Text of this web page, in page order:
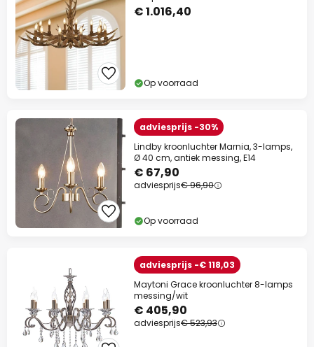
€ 1.016,40
Op voorraad
adviesprijs -30%
Lindby kroonluchter Marnia, 3-lamps,
Ø 40 cm, antiek messing, E14
€ 67,90
adviesprijs€ 96,90
Op voorraad
adviesprijs -€ 118,03
Maytoni Grace kroonluchter 8-lamps
messing/wit
€ 405,90
adviesprijs€ 523,93